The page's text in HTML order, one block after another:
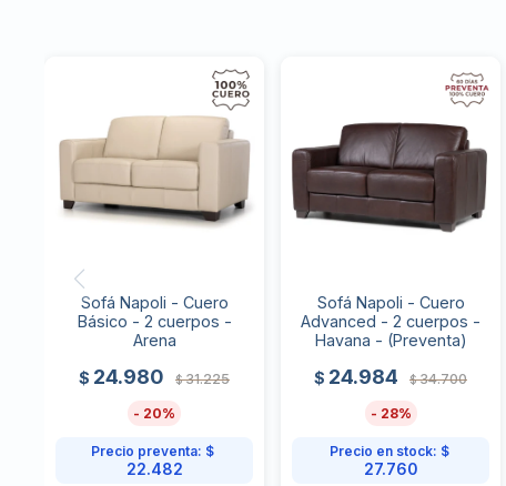
Sofá Napoli - Cuero
Básico - 2 cuerpos -
Arena
$ 24.980 $ 31.225
20
Precio preventa: $
22.482
Sofá Napoli - Cuero
Advanced - 2 cuerpos -
Havana - (Preventa)
$ 24.984 $ 34.700
28
Precio en stock: $
27.760